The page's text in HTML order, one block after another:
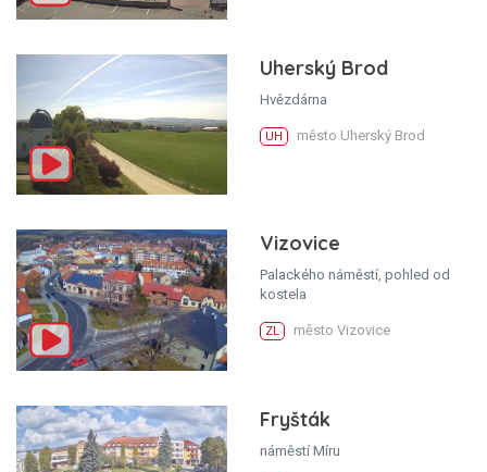
Uherský Brod
Hvězdárna
UH město Uherský Brod
Vizovice
Palackého náměstí, pohled od
kostela
ZL město Vizovice
Fryšták
náměstí Míru